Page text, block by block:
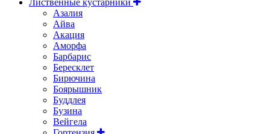
Азалия
Айва
Акация
Аморфа
Барбарис
Бересклет
Бирючина
Боярышник
Буддлея
Бузина
Вейгела